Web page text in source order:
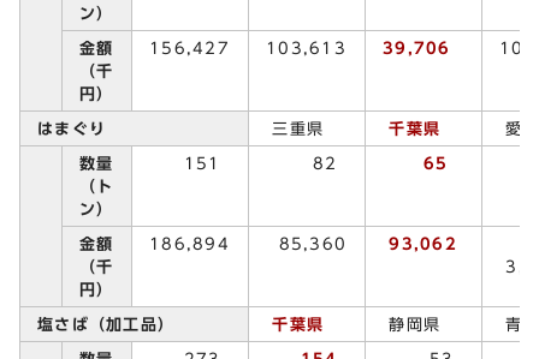
ン）
金額
（千
円）
156,427 103,613 39,706
はまぐり 三重県 千葉県 愛
数量
（ト
ン）
151 82 65
金額
（千
円）
186,894 85,360
93,062
塩さば（加工品） 千葉県 静岡県 青